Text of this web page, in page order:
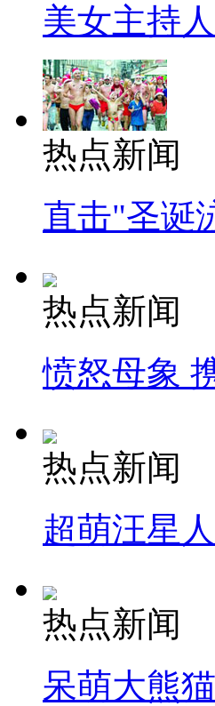
美女主持
热点新闻
直击"圣诞
热点新闻
愤怒母象
热点新闻
超萌汪星
热点新闻
呆萌大熊